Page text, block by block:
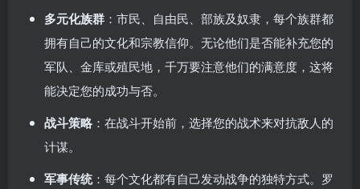
多元化族群 ：市民、自由民、部族及奴隶，每个族群都
拥有自己的文化和宗教信仰。无论他们是否能补充您的
军队、金库或殖民地，千万要注意他们的满意度，这将
能决定您的成功与否。
战斗策略 ：在战斗开始前，选择您的战术来对抗敌人的
计谋。
军事传统：每个文化都有自己发动战争的独特方式。罗